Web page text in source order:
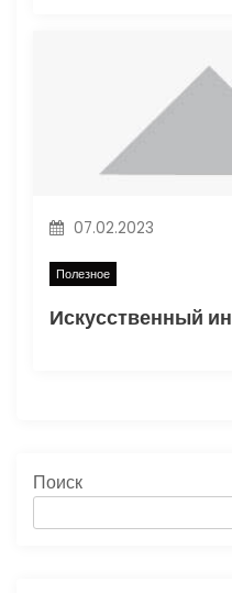
07.02.2023
Полезное
Поиск